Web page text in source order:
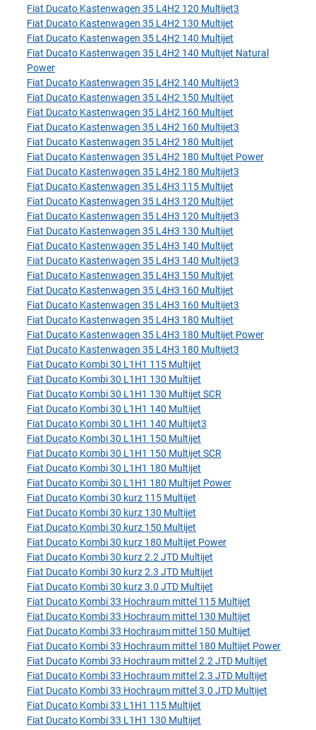
Fiat Ducato Kastenwagen 35 L4H2 120 Multijet3
Fiat Ducato Kastenwagen 35 L4H2 130 Multijet
Fiat Ducato Kastenwagen 35 L4H2 140 Multijet
Fiat Ducato Kastenwagen 35 L4H2 140 Multijet Natural
Power
Fiat Ducato Kastenwagen 35 L4H2 140 Multijet3
Fiat Ducato Kastenwagen 35 L4H2 150 Multijet
Fiat Ducato Kastenwagen 35 L4H2 160 Multijet
Fiat Ducato Kastenwagen 35 L4H2 160 Multijet3
Fiat Ducato Kastenwagen 35 L4H2 180 Multijet
Fiat Ducato Kastenwagen 35 L4H2 180 Multijet Power
Fiat Ducato Kastenwagen 35 L4H2 180 Multijet3
Fiat Ducato Kastenwagen 35 L4H3 115 Multijet
Fiat Ducato Kastenwagen 35 L4H3 120 Multijet
Fiat Ducato Kastenwagen 35 L4H3 120 Multijet3
Fiat Ducato Kastenwagen 35 L4H3 130 Multijet
Fiat Ducato Kastenwagen 35 L4H3 140 Multijet
Fiat Ducato Kastenwagen 35 L4H3 140 Multijet3
Fiat Ducato Kastenwagen 35 L4H3 150 Multijet
Fiat Ducato Kastenwagen 35 L4H3 160 Multijet
Fiat Ducato Kastenwagen 35 L4H3 160 Multijet3
Fiat Ducato Kastenwagen 35 L4H3 180 Multijet
Fiat Ducato Kastenwagen 35 L4H3 180 Multijet Power
Fiat Ducato Kastenwagen 35 L4H3 180 Multijet3
Fiat Ducato Kombi 30 L1H1 115 Multijet
Fiat Ducato Kombi 30 L1H1 130 Multijet
Fiat Ducato Kombi 30 L1H1 130 Multijet SCR
Fiat Ducato Kombi 30 L1H1 140 Multijet
Fiat Ducato Kombi 30 L1H1 140 Multijet3
Fiat Ducato Kombi 30 L1H1 150 Multijet
Fiat Ducato Kombi 30 L1H1 150 Multijet SCR
Fiat Ducato Kombi 30 L1H1 180 Multijet
Fiat Ducato Kombi 30 L1H1 180 Multijet Power
Fiat Ducato Kombi 30 kurz 115 Multijet
Fiat Ducato Kombi 30 kurz 130 Multijet
Fiat Ducato Kombi 30 kurz 150 Multijet
Fiat Ducato Kombi 30 kurz 180 Multijet Power
Fiat Ducato Kombi 30 kurz 2.2 JTD Multijet
Fiat Ducato Kombi 30 kurz 2.3 JTD Multijet
Fiat Ducato Kombi 30 kurz 3.0 JTD Multijet
Fiat Ducato Kombi 33 Hochraum mittel 115 Multijet
Fiat Ducato Kombi 33 Hochraum mittel 130 Multijet
Fiat Ducato Kombi 33 Hochraum mittel 150 Multijet
Fiat Ducato Kombi 33 Hochraum mittel 180 Multijet Power
Fiat Ducato Kombi 33 Hochraum mittel 2.2 JTD Multijet
Fiat Ducato Kombi 33 Hochraum mittel 2.3 JTD Multijet
Fiat Ducato Kombi 33 Hochraum mittel 3.0 JTD Multijet
Fiat Ducato Kombi 33 L1H1 115 Multijet
Fiat Ducato Kombi 33 L1H1 130 Multijet